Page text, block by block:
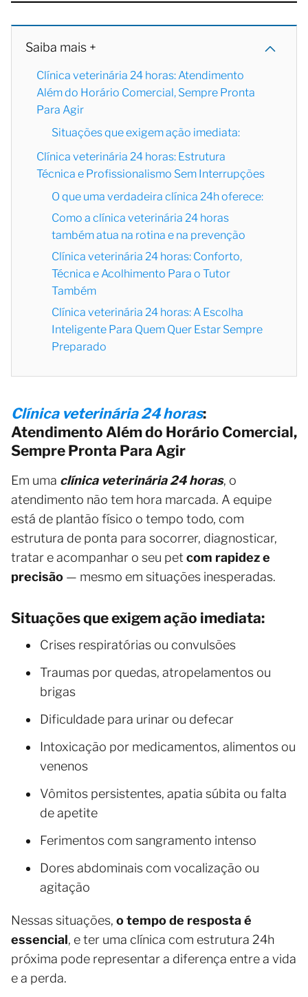
Saiba mais +
Clínica veterinária 24 horas: Atendimento
Além do Horário Comercial, Sempre Pronta
Para Agir
Situações que exigem ação imediata:
Clínica veterinária 24 horas: Estrutura
Técnica e Profissionalismo Sem Interrupções
O que uma verdadeira clínica 24h oferece:
Como a clínica veterinária 24 horas
também atua na rotina e na prevenção
Clínica veterinária 24 horas: Conforto,
Técnica e Acolhimento Para o Tutor
Também
Clínica veterinária 24 horas: A Escolha
Inteligente Para Quem Quer Estar Sempre
Preparado
Clínica veterinária 24 horas:
Atendimento Além do Horário Comercial,
Sempre Pronta Para Agir
Em uma clínica veterinária 24 horas, o
atendimento não tem hora marcada. A equipe
está de plantão físico o tempo todo, com
estrutura de ponta para socorrer, diagnosticar,
tratar e acompanhar o seu pet com rapidez e
precisão — mesmo em situações inesperadas.
Situações que exigem ação imediata:
Crises respiratórias ou convulsões
Traumas por quedas, atropelamentos ou
brigas
Dificuldade para urinar ou defecar
Intoxicação por medicamentos, alimentos ou
venenos
Vômitos persistentes, apatia súbita ou falta
de apetite
Ferimentos com sangramento intenso
Dores abdominais com vocalização ou
agitação
Nessas situações, o tempo de resposta é
essencial, e ter uma clínica com estrutura 24h
próxima pode representar a diferença entre a vida
e a perda.